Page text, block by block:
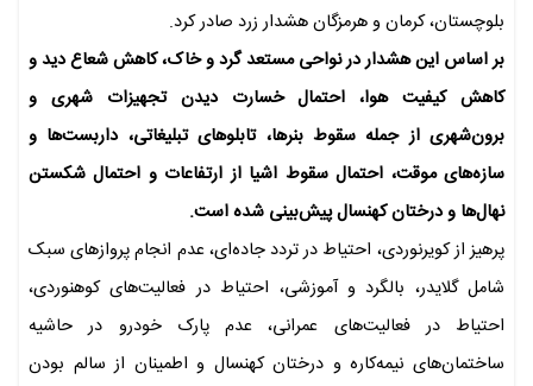
بلوچستان، کرمان و هرمزگان هشدار زرد صادر کرد.
بر اساس این هشدار در نواحی مستعد گرد و خاک، کاهش شعاع دید و
کاهش کیفیت هوا، احتمال خسارت دیدن تجهیزات شهری و
برون‌شهری از جمله سقوط بنرها، تابلوهای تبلیغاتی، داربست‌ها و
سازه‌های موقت، احتمال سقوط اشیا از ارتفاعات و احتمال شکستن
نهال‌ها و درختان کهنسال پیش‌بینی‌ شده است.
پرهیز از کویرنوردی، احتیاط در تردد جاده‌ای، عدم انجام پروازهای سبک
شامل گلایدر، بالگرد و آموزشی، احتیاط در فعالیت‌های کوهنوردی،
احتیاط در فعالیت‌های عمرانی، عدم پارک خودرو در حاشیه
ساختمان‌های نیمه‌کاره و درختان کهنسال و اطمینان از سالم بودن